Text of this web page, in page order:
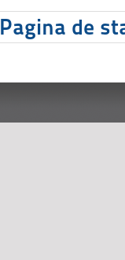
Pagina de